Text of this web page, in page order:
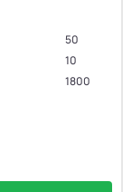
50
10
1800